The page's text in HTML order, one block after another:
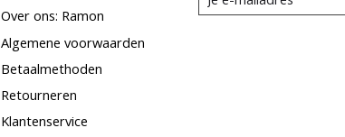
Over ons: Ramon
Algemene voorwaarden
Betaalmethoden
Retourneren
Klantenservice